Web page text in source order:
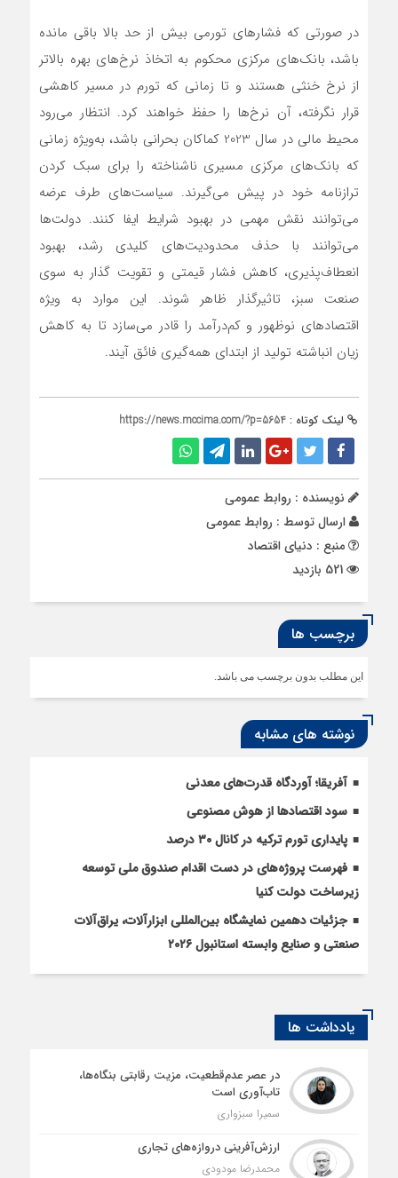
در صورتی که فشارهای تورمی بیش از حد بالا باقی مانده
باشد، بانک‌های مرکزی محکوم به اتخاذ نرخ‌های بهره بالاتر
از نرخ خنثی هستند و تا زمانی که تورم در مسیر کاهشی
قرار نگرفته، آن نرخ‌ها را حفظ خواهند کرد. انتظار می‌رود
محیط مالی در سال 2023 کماکان بحرانی باشد، به‌ویژه زمانی
که بانک‌های مرکزی مسیری ناشناخته را برای سبک کردن
ترازنامه خود در پیش می‌گیرند. سیاست‌های طرف عرضه
می‌توانند نقش مهمی در بهبود شرایط ایفا کنند. دولت‌ها
می‌توانند با حذف محدودیت‌های کلیدی رشد، بهبود
انعطاف‌پذیری، کاهش فشار قیمتی و تقویت گذار به سوی
صنعت سبز، تاثیرگذار ظاهر شوند. این موارد به ویژه
اقتصادهای نوظهور و کم‌درآمد را قادر می‌سازد تا به کاهش
زیان انباشته تولید از ابتدای همه‌گیری فائق آیند.
لینک کوتاه : https://news.mccima.com/?p=5654
نویسنده : روابط عمومی
ارسال توسط : روابط عمومی
منبع : دنیای اقتصاد
برچسب ها
این مطلب بدون برچسب می باشد.
نوشته های مشابه
آفریقا؛ آوردگاه قدرت‌های معدنی
سود اقتصاد‌ها از هوش مصنوعی
پایداری تورم ترکیه در کانال ۳۰ درصد
فهرست پروژه‌های در دست اقدام صندوق ملی توسعه
زیرساخت دولت کنیا
جزئیات دهمین نمایشگاه بین‌المللی ابزارآلات، یراق‌آلات
صنعتی و صنایع وابسته استانبول ۲۰۲۶
یادداشت ها
در عصر عدم‌قطعیت، مزیت رقابتی بنگاه‌ها،
تاب‌آوری است
سمیرا سبزواری
ارزش‌آفرینی دروازه‌های تجاری
محمدرضا مودودی